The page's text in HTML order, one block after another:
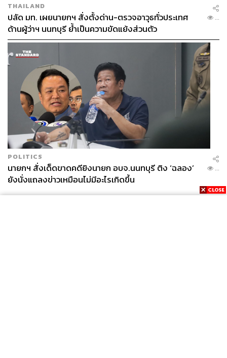
THAILAND
ปลัด มท. เผยนายกฯ สั่งตั้งด่าน-ตรวจอาวุธทั่วประเทศ
ด้านผู้ว่าฯ นนทบุรี ย้ำเป็นความขัดแย้งส่วนตัว
...
POLITICS
นายกฯ สั่งเด็ดขาดคดียิงนายก อบจ.นนทบุรี ติง ‘ฉลอง’
ยังนั่งแถลงข่าวเหมือนไม่มีอะไรเกิดขึ้น
...